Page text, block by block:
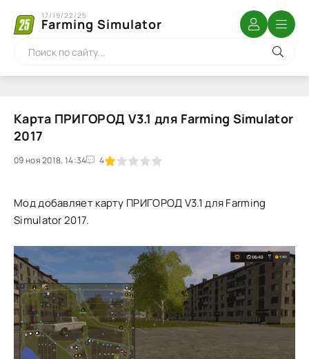
Farming Simulator
17/19/22/25
Карта ПРИГОРОД V3.1 для Farming Simulator
2017
09 ноя 2018, 14:34 4
1 2 3 4 5
Мод добавляет карту ПРИГОРОД V3.1 для Farming
Simulator 2017.